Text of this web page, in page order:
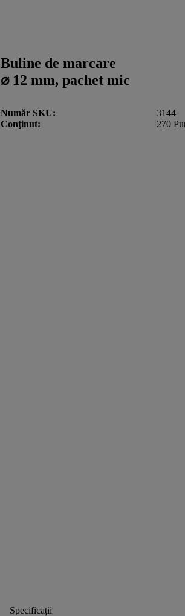
Buline de marcare
⌀ 12 mm, pachet mic
Număr SKU
3144
Conţinut
270
Specificații